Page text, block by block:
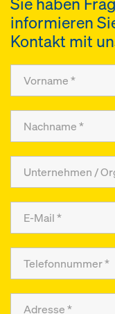
informieren
Kontakt mit